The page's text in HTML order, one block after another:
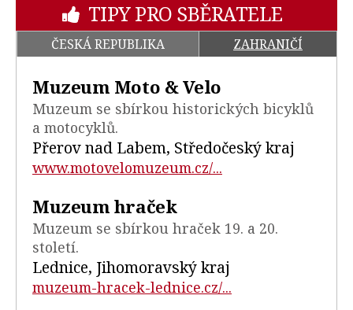
TIPY PRO SBĚRATELE
ČESKÁ REPUBLIKA ZAHRANIČÍ
Muzeum Moto & Velo
Muzeum se sbírkou historických bicyklů
a motocyklů.
Přerov nad Labem, Středočeský kraj
www.motovelomuzeum.cz/...
Muzeum hraček
Muzeum se sbírkou hraček 19. a 20.
století.
Lednice, Jihomoravský kraj
muzeum-hracek-lednice.cz/...